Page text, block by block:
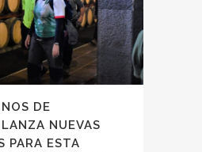
DE
NUEVAS
PARA ESTA